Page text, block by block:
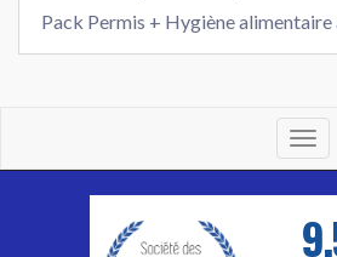
Pack Permis + Hygiène